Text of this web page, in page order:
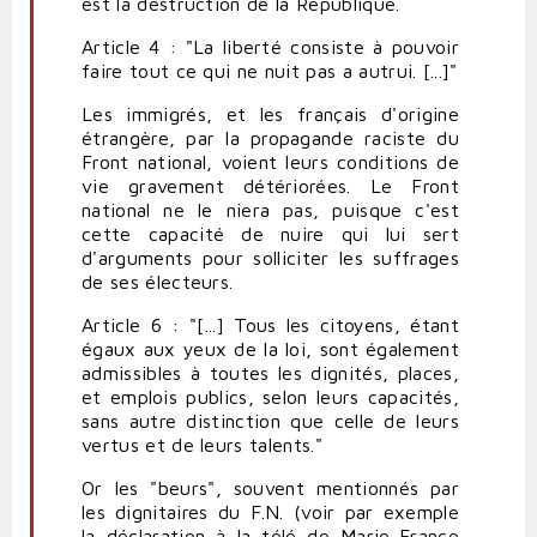
Article 4 : "La liberté consiste à pouvoir
faire tout ce qui ne nuit pas a autrui. [...]"
Les immigrés, et les français d'origine
étrangère, par la propagande raciste du
Front national, voient leurs conditions de
vie gravement détériorées. Le Front
national ne le niera pas, puisque c'est
cette capacité de nuire qui lui sert
d'arguments pour solliciter les suffrages
de ses électeurs.
Article 6 : "[...] Tous les citoyens, étant
égaux aux yeux de la loi, sont également
admissibles à toutes les dignités, places,
et emplois publics, selon leurs capacités,
sans autre distinction que celle de leurs
vertus et de leurs talents."
Or les "beurs", souvent mentionnés par
les dignitaires du F.N. (voir par exemple